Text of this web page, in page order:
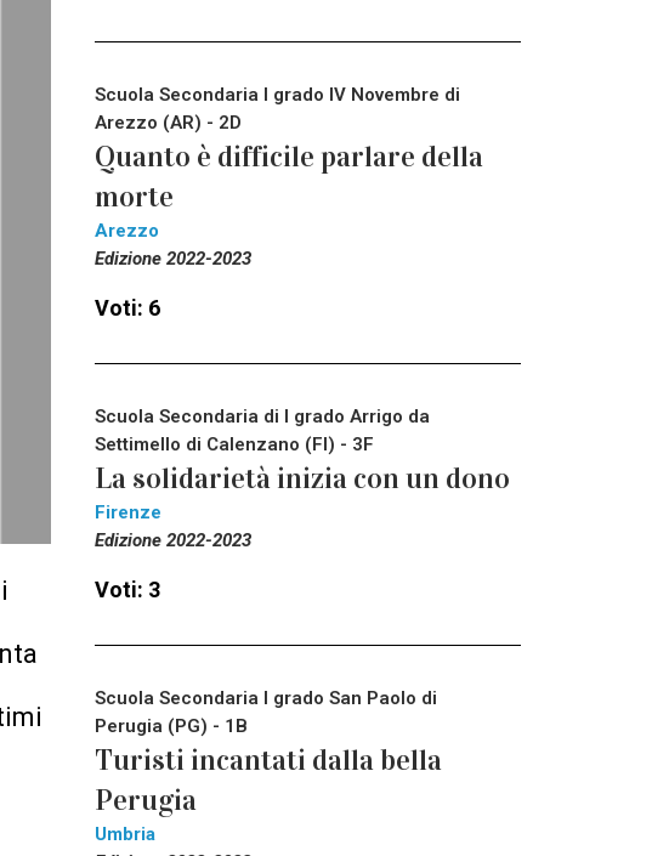
Scuola Secondaria I grado IV Novembre di
Arezzo (AR) - 2D
Quanto è difficile parlare della
morte
Arezzo
Edizione 2022-2023
Voti: 6
Scuola Secondaria di I grado Arrigo da
Settimello di Calenzano (FI) - 3F
La solidarietà inizia con un dono
Firenze
Edizione 2022-2023
Voti: 3
Scuola Secondaria I grado San Paolo di
Perugia (PG) - 1B
Turisti incantati dalla bella
Perugia
Umbria